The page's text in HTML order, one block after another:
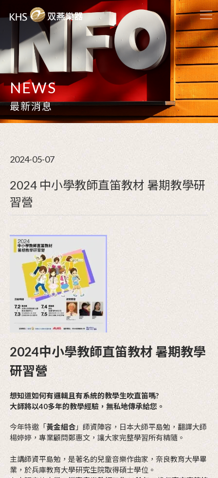
NEWS
最新消息
2024-05-07
2024 中小學教師直笛教材 暑期教學研
習營
2024中小學教師直笛教材 暑期教學
研習營
想知道如何有邏輯且有系統的教學生吹直笛嗎?
大師將以40多年的教學經驗，無私地傳承給您。
今年特邀「黃金組合 」師資陣容，日本大師平島勉，翻譯大師
楊婷婷，專業顧問鄭惠文，讓大家完整學習所有精隨。
主講師資平島勉，是著名的兒童音樂作曲家，奈良教育大學畢
業，於兵庫教育大學研究生院取得碩士學位。